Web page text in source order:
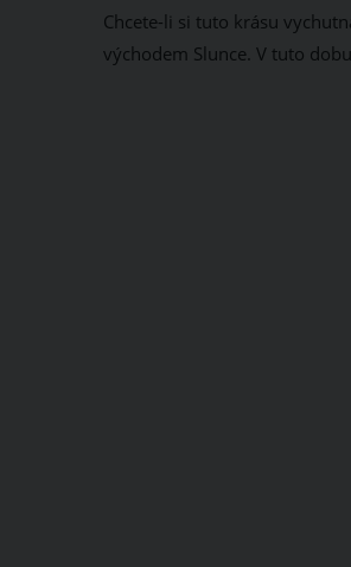
Chcete-li si tuto krásu
východem Slunce. V tuto